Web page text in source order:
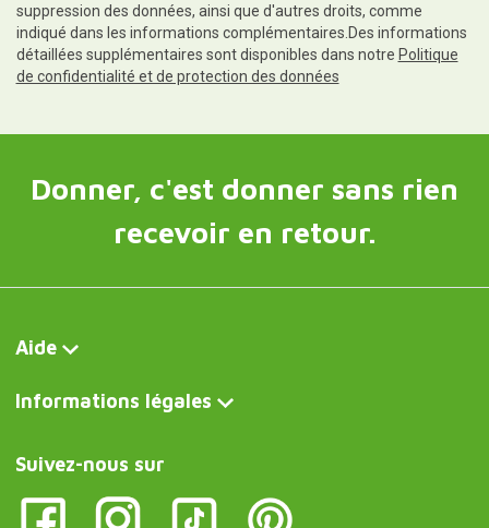
suppression des données, ainsi que d'autres droits, comme
indiqué dans les informations complémentaires.Des informations
détaillées supplémentaires sont disponibles dans notre Politique
de confidentialité et de protection des données
Donner, c'est donner sans rien
recevoir en retour.
Aide
Informations légales
Suivez-nous sur